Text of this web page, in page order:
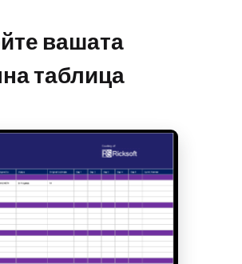
вашата
таблица